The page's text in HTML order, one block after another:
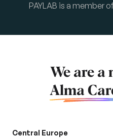
PAYLAB is a member
We are a
Alma
Central Europe